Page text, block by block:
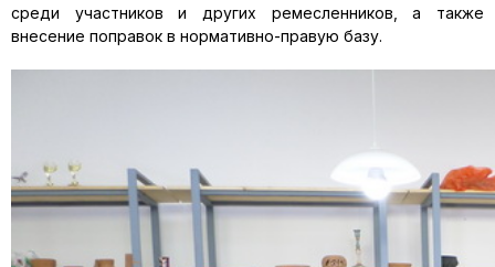
среди участников и других ремесленников, а также
внесение поправок в нормативно-правую базу.